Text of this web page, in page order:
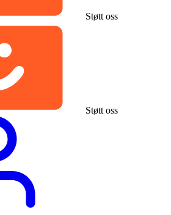
Støtt oss
Støtt oss